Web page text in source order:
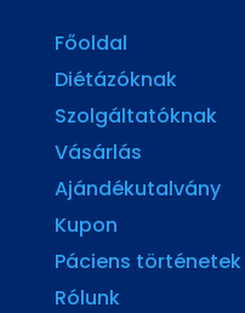
Főoldal
Diétázóknak
Szolgáltatóknak
Vásárlás
Ajándékutalvány
Kupon
Páciens történetek
Rólunk